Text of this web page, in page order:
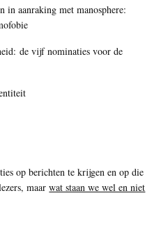
in aanraking met manosphere:
de vijf nominaties voor de
op berichten te krijgen en op die
maarwat staan we wel en niet